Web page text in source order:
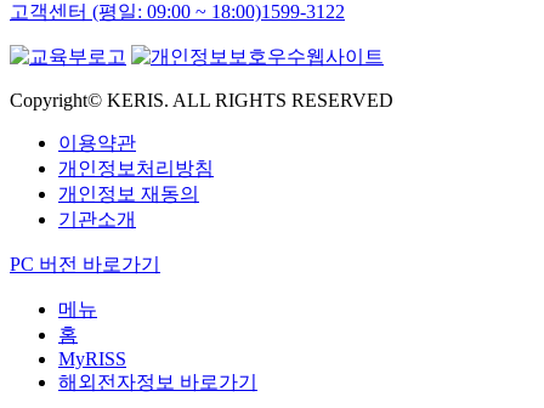
고객센터 (평일: 09:00 ~ 18:00)1599-3122
Copyright© KERIS. ALL RIGHTS RESERVED
이용약관
개인정보처리방침
개인정보 재동의
기관소개
PC 버전 바로가기
메뉴
홈
MyRISS
해외전자정보 바로가기